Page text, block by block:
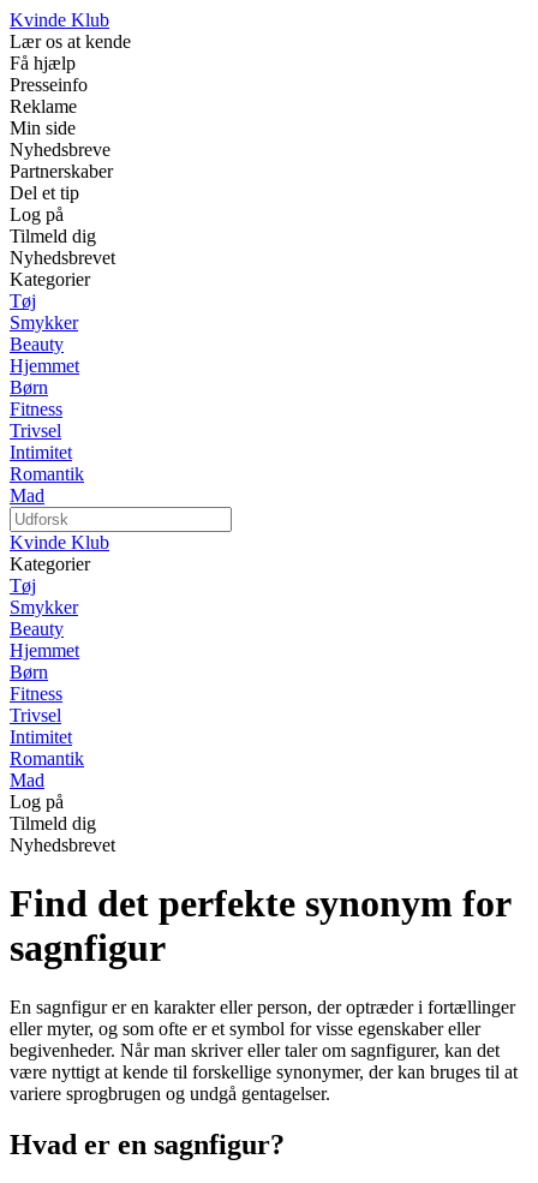
Kvinde Klub
Lær os at kende
Få hjælp
Presseinfo
Reklame
Min side
Nyhedsbreve
Partnerskaber
Del et tip
Log på
Tilmeld dig
Nyhedsbrevet
Kategorier
Tøj
Smykker
Beauty
Hjemmet
Børn
Fitness
Trivsel
Intimitet
Romantik
Mad
Kvinde Klub
Kategorier
Tøj
Smykker
Beauty
Hjemmet
Børn
Fitness
Trivsel
Intimitet
Romantik
Mad
Log på
Tilmeld dig
Nyhedsbrevet
Find det perfekte synonym for
sagnfigur
En sagnfigur er en karakter eller person, der optræder i fortællinger
eller myter, og som ofte er et symbol for visse egenskaber eller
begivenheder. Når man skriver eller taler om sagnfigurer, kan det
være nyttigt at kende til forskellige synonymer, der kan bruges til at
variere sprogbrugen og undgå gentagelser.
Hvad er en sagnfigur?